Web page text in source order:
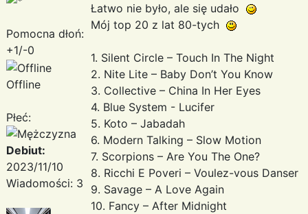
Pomocna dłoń:
+1/-0
Offline
Płeć:
Debiut:
2023/11/10
Wiadomości: 3
Łatwo nie było, ale się udało
Mój top 20 z lat 80-tych
1. Silent Circle – Touch In The Night
2. Nite Lite – Baby Don’t You Know
3. Collective – China In Her Eyes
4. Blue System - Lucifer
5. Koto – Jabadah
6. Modern Talking – Slow Motion
7. Scorpions – Are You The One?
8. Ricchi E Poveri – Voulez-vous Danser
9. Savage – A Love Again
10. Fancy – After Midnight